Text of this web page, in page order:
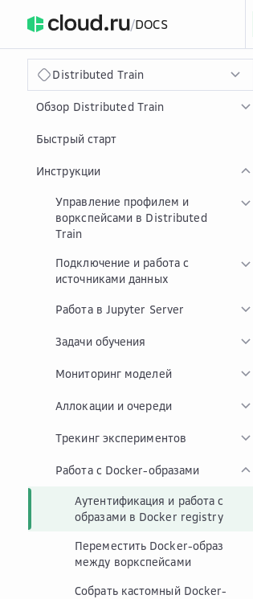
/DOCS
Distributed Train
Обзор Distributed Train
Быстрый старт
Инструкции
Управление профилем и
воркспейсами в Distributed
Train
Подключение и работа с
источниками данных
Работа в Jupyter Server
Задачи обучения
Мониторинг моделей
Аллокации и очереди
Трекинг экспериментов
Работа с Docker-образами
Аутентификация и работа с
образами в Docker registry
Переместить Docker-образ
между воркспейсами
Собрать кастомный Docker-